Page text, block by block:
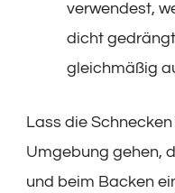
verwendest,
dicht
gleichmäßig
Lass die
Umgebung gehen,
und beim Backen